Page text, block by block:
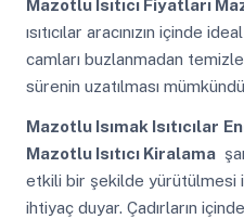
Mazotlu Isıtıcı Fiyatları
ısıtıcılar aracınızın içinde
camları buzlanmadan
sürenin uzatılması
Mazotlu Isımak Isıtıcılar
Mazotlu Isıtıcı Kiralama
etkili bir şekilde yürütülmesi
ihtiyaç duyar. Çadırların